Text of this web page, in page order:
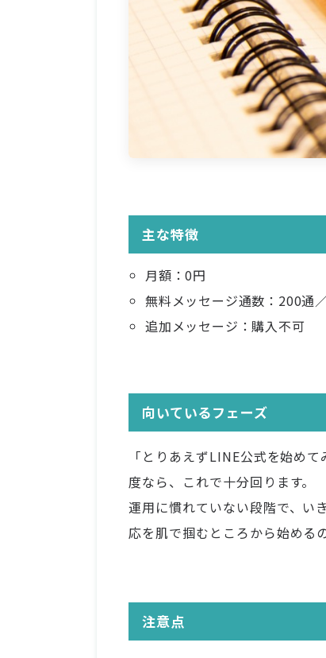
主な特徴
月額：0円
無料メッセージ通数：200通
追加メッセージ：購入不可
向いているフェーズ
「とりあえずLINE公式を始め
度なら、これで十分回ります。
運用に慣れていない段階で、い
応を肌で掴むところから始める
注意点